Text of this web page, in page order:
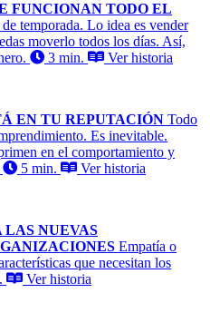
FUNCIONAN TODO EL
temporada. Lo idea es vender
moverlo todos los días. Así,
3 min. Ver historia
EN TU REPUTACIÓN Todo
Es inevitable.
en el comportamiento y
5 min. Ver historia
NUEVAS
Empatía o
que necesitan los
Ver historia